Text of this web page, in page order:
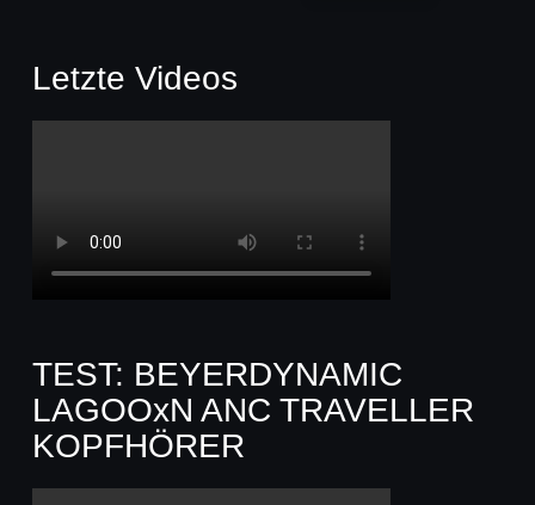
Letzte Videos
TEST: BEYERDYNAMIC
LAGOOxN ANC TRAVELLER
KOPFHÖRER